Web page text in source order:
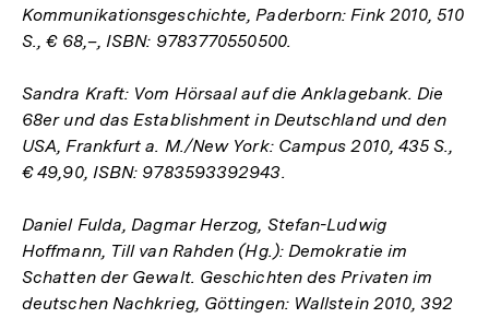
Kommunikationsgeschichte, Paderborn: Fink 2010, 510
S., € 68,–, ISBN: 9783770550500.
Sandra Kraft: Vom Hörsaal auf die Anklagebank. Die
68er und das Establishment in Deutschland und den
USA, Frankfurt a. M./New York: Campus 2010, 435 S.,
€ 49,90, ISBN: 9783593392943.
Daniel Fulda, Dagmar Herzog, Stefan-Ludwig
Hoffmann, Till van Rahden (Hg.): Demokratie im
Schatten der Gewalt. Geschichten des Privaten im
deutschen Nachkrieg, Göttingen: Wallstein 2010, 392